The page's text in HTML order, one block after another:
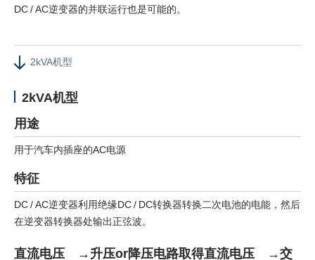
DC / AC逆变器的并联运行也是可能的。
2kVA机型
2kVA机型
用途
用于汽车内插座的AC电源
特征
DC / AC逆变器利用绝缘DC / DC转换器转换二次电池的电能，然后
在逆变器转换器处输出正弦波。
直流电压 →升压or降压电路取得直流电压 →交